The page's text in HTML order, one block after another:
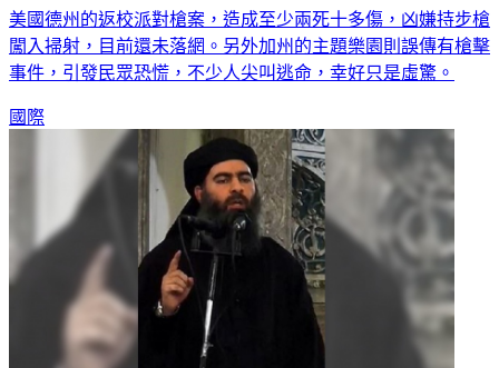
美國德州的返校派對槍案，造成至少兩死十多傷，凶嫌持步槍
闖入掃射，目前還未落網。另外加州的主題樂園則誤傳有槍擊
事件，引發民眾恐慌，不少人尖叫逃命，幸好只是虛驚。
國際